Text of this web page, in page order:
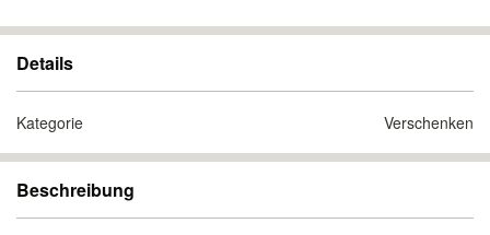
Details
Kategorie Verschenken
Beschreibung